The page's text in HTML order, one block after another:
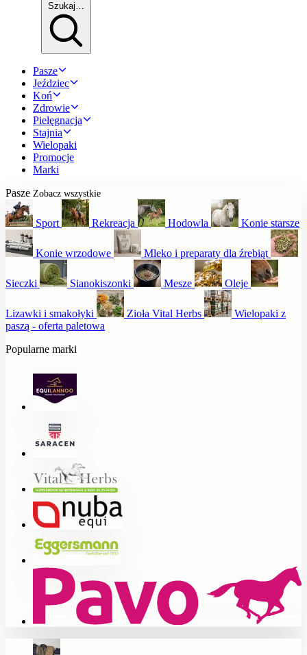
Szukaj…
Pasze
Jeździec
Koń
Zdrowie
Pielęgnacja
Stajnia
Wielopaki
Promocje
Marki
Pasze Zobacz wszystkie
Sport Rekreacja Hodowla Konie starsze
Konie wrzodowe Mleko i preparaty dla źrebiąt
Sieczki Sianokiszonki Mesze Oleje
Lizawki i smakołyki Zioła Vital Herbs
Wielopaki z
paszą - oferta paletowa
Popularne marki